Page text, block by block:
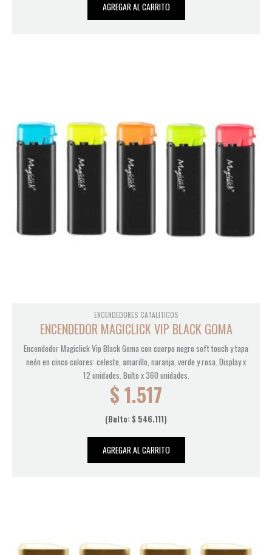
AGREGAR AL CARRITO
ENCENDEDORES CATALITICOS
ENCENDEDOR MAGICLICK VIP BLACK GOMA
Encendedor Magiclick Vip Black Goma con cuerpo negro soft touch y tapa
neón en cinco colores: celeste, amarillo, naranja, verde y rosa. Display x
12 unidades. Bulto x 360 unidades.
$1.517
(Bulto: $ 546.111)
AGREGAR AL CARRITO